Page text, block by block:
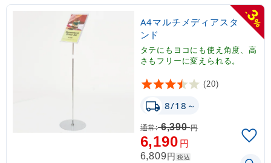
-
3
%
A4マルチメディアスタ
ンド
タテにもヨコにも使え角度、高
さもフリーに変えられる。
(20)
8/18～
通常:6,390円
6,190円
6,809円税込